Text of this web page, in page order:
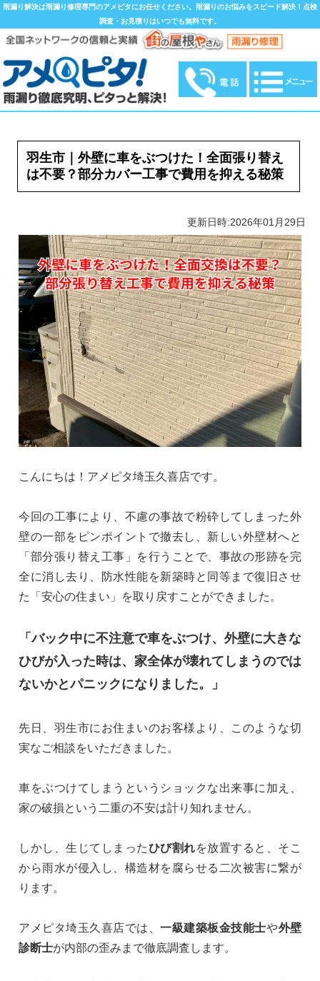
雨漏り解決は雨漏り修理専門のアメピタにお任せください。雨漏りのお悩みをスピード解決！点検
調査・お見積りはいつでも無料です。
羽生市｜外壁に車をぶつけた！全面張り替え
は不要？部分カバー工事で費用を抑える秘策
更新日時:2026年01月29日
こんにちは！アメピタ埼玉久喜店です。
今回の工事により、不慮の事故で粉砕してしまった外
壁の一部をピンポイントで撤去し、新しい外壁材へと
「部分張り替え工事」を行うことで、事故の形跡を完
全に消し去り、防水性能を新築時と同等まで復旧させ
た「安心の住まい」を取り戻すことができました。
「バック中に不注意で車をぶつけ、外壁に大きな
ひびが入った時は、家全体が壊れてしまうのでは
ないかとパニックになりました。」
先日、羽生市にお住まいのお客様より、このような切
実なご相談をいただきました。
車をぶつけてしまうというショックな出来事に加え、
家の破損という二重の不安は計り知れません。
しかし、生じてしまったひび割れを放置すると、そこ
から雨水が侵入し、構造材を腐らせる二次被害に繋が
ります。
アメピタ埼玉久喜店では、一級建築板金技能士や外壁
診断士が内部の歪みまで徹底調査します。